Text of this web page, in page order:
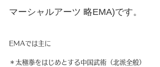
マーシャルアーツ 略EMA)です。
EMAでは主に
＊太極拳をはじめとする中国武術（北派全般）